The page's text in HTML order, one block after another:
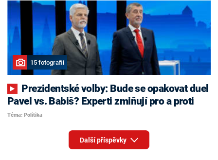
15 fotografií
Pavel vs. Babiš? Experti zmiňují pro a proti
Téma: Politika
Další příspěvky